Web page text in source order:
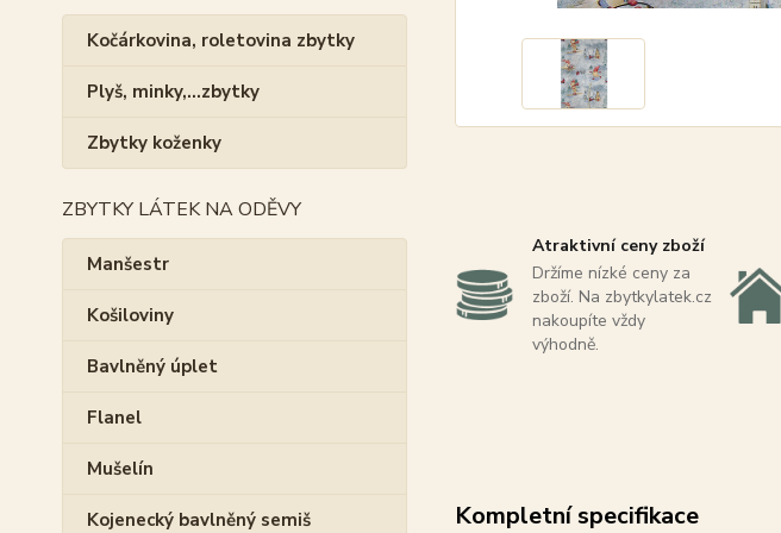
Kočárkovina, roletovina zbytky
Plyš, minky,...zbytky
Zbytky koženky
ZBYTKY LÁTEK NA ODĚVY
Manšestr
Košiloviny
Bavlněný úplet
Flanel
Mušelín
Kojenecký bavlněný semiš
Atraktivní ceny zboží
Držíme nízké ceny za
zboží. Na zbytkylatek.cz
nakoupíte vždy
výhodně.
Kompletní specifikace